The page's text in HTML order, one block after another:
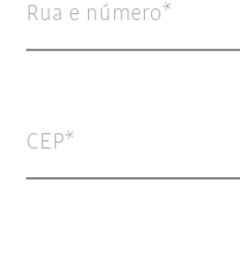
Rua e número
CEP